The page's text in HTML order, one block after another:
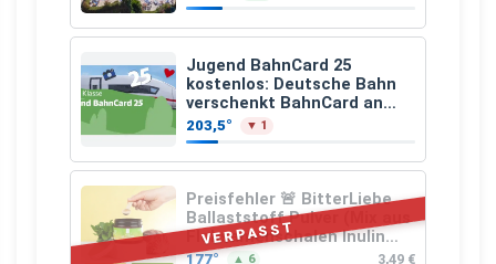
Jugend BahnCard 25
kostenlos: Deutsche Bahn
verschenkt BahnCard an
Kinder und Jugendliche
203,5° ▼ 1
VERPASST
Preisfehler 🚨 BitterLiebe
Ballaststoff Pulver (Mix aus
Flohsamenschalen Inulin
(Präbiotika) Leinsamen &
177° ▲ 6 3,49 €